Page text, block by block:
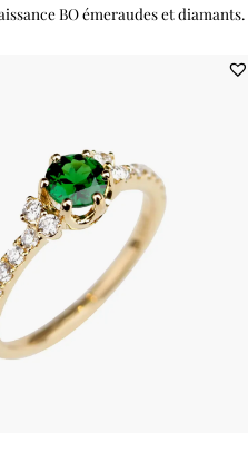
BO émeraudes et diamants.